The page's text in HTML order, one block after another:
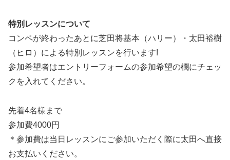
特別レッスンについて
コンペが終わったあとに芝田将基本（ハリー）・太田裕樹
（ヒロ）による特別レッスンを行います!
参加希望者はエントリーフォームの参加希望の欄にチェッ
クを入れてください。
先着4名様まで
参加費4000円
＊参加費は当日レッスンにご参加いただく際に太田へ直接
お支払いください。